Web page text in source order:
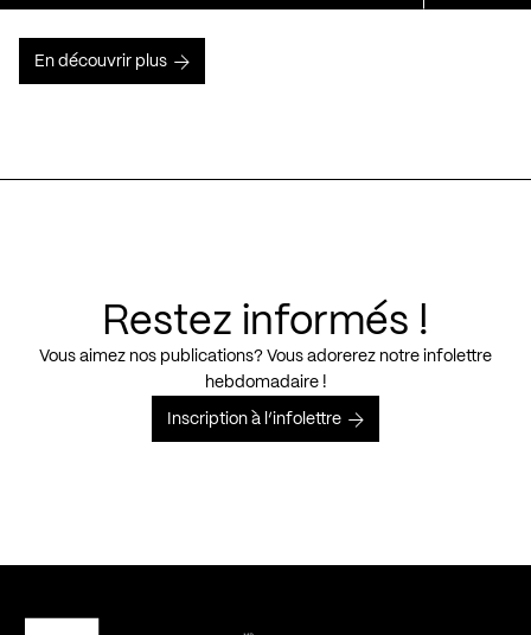
En découvrir plus
Restez informés !
Vous aimez nos publications? Vous adorerez notre infolettre
hebdomadaire !
Inscription à l’infolettre